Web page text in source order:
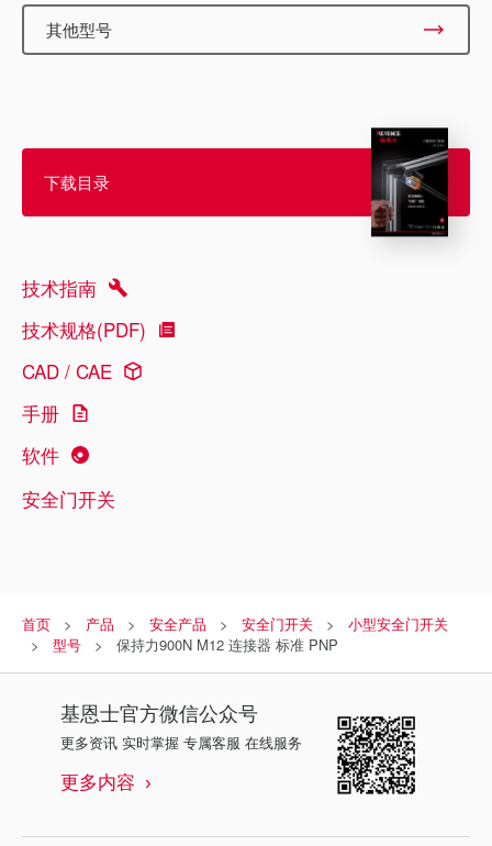
其他型号
下载目录
技术指南
技术规格(PDF)
CAD / CAE
手册
软件
安全门开关
首页 产品 安全产品 安全门开关
小型安全门开关
型号
保持力900N M12 连接器 标准 PNP
基恩士官方微信公众号
更多资讯 实时掌握 专属客服 在线服务
更多内容